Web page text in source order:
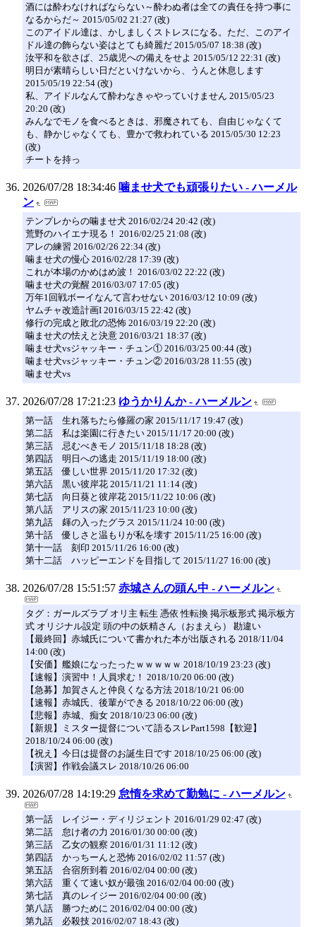
酒には酔わなければならない～酔わぬ者は全ての責任を持つ事に
なるからだ～ 2015/05/02 21:27 (改)
このアイドル達は、かしましくストレスになる。ただ、このアイ
ドル達の飾らない姿はとても綺麗だ 2015/05/07 18:38 (改)
汝平和を欲さば、25歳児への備えをせよ 2015/05/12 22:31 (改)
明日が素晴らしい日だといけないから、うんと休息します
2015/05/19 22:54 (改)
私、アイドルなんて酔わなきゃやっていけません 2015/05/23
20:20 (改)
みんなでモノを食べるときは、邪魔されても、自由じゃなくて
も、静かじゃなくても、豊かで救われている 2015/05/30 12:23
(改)
チートを持っ
2026/07/28 18:34:46 噛ませ犬でも頑張りたい - ハーメル
ン
テンプレからの噛ませ犬 2016/02/24 20:42 (改)
荒野のハイエナ現る！ 2016/02/25 21:08 (改)
アレの練習 2016/02/26 22:34 (改)
噛ませ犬の慢心 2016/02/28 17:39 (改)
これが本場のかめはめ波！ 2016/03/02 22:22 (改)
噛ませ犬の覚醒 2016/03/07 17:05 (改)
万年1回戦ボーイなんて言わせない 2016/03/12 10:09 (改)
ヤムチャ改造計画I 2016/03/15 22:42 (改)
修行の完成と敗北の恐怖 2016/03/19 22:20 (改)
噛ませ犬の怯えと決意 2016/03/21 18:37 (改)
噛ませ犬vsジャッキー・チュン① 2016/03/25 00:44 (改)
噛ませ犬vsジャッキー・チュン② 2016/03/28 11:55 (改)
噛ませ犬vs
2026/07/28 17:21:23 ゆうかりんか - ハーメルン
第一話 生れ落ちたら修羅の家 2015/11/17 19:47 (改)
第二話 私は楽園に行きたい 2015/11/17 20:00 (改)
第三話 忌むべきモノ 2015/11/18 18:28 (改)
第四話 明日への逃走 2015/11/19 18:00 (改)
第五話 優しい世界 2015/11/20 17:32 (改)
第六話 黒い彼岸花 2015/11/21 11:14 (改)
第七話 向日葵と彼岸花 2015/11/22 10:06 (改)
第八話 アリスの家 2015/11/23 10:00 (改)
第九話 皹の入ったグラス 2015/11/24 10:00 (改)
第十話 優しさと温もりが私を壊す 2015/11/25 16:00 (改)
第十一話 刻印 2015/11/26 16:00 (改)
第十二話 ハッピーエンドを目指して 2015/11/27 16:00 (改)
2026/07/28 15:51:57 赤城さんの頭ん中 - ハーメルン
タグ：ガールズラブ オリ主 転生 憑依 性転換 掲示板形式 掲示板方
式 オリジナル設定 頭の中の妖精さん（おまえら） 勘違い
【最終回】赤城氏について書かれた本が出版される 2018/11/04
14:00 (改)
【安価】艦娘になったったｗｗｗｗｗ 2018/10/19 23:23 (改)
【速報】演習中！人員求む！ 2018/10/20 06:00 (改)
【急募】加賀さんと仲良くなる方法 2018/10/21 06:00
【速報】赤城氏、後輩ができる 2018/10/22 06:00 (改)
【悲報】赤城、痴女 2018/10/23 06:00 (改)
【新規】ミスター提督について語るスレPart1598【歓迎】
2018/10/24 06:00 (改)
【祝え】今日は提督のお誕生日です 2018/10/25 06:00 (改)
【演習】作戦会議スレ 2018/10/26 06:00
2026/07/28 14:19:29 怠惰を求めて勤勉に - ハーメルン
第一話 レイジー・ディリジェント 2016/01/29 02:47 (改)
第二話 怠け者の力 2016/01/30 00:00 (改)
第三話 乙女の観察 2016/01/31 11:12 (改)
第四話 かっちーんと恐怖 2016/02/02 11:57 (改)
第五話 合宿所到着 2016/02/04 00:00 (改)
第六話 重くて速い奴が最強 2016/02/04 00:00 (改)
第七話 真のレイジー 2016/02/04 00:00 (改)
第八話 勝つために 2016/02/04 00:00 (改)
第九話 必殺技 2016/02/07 18:43 (改)